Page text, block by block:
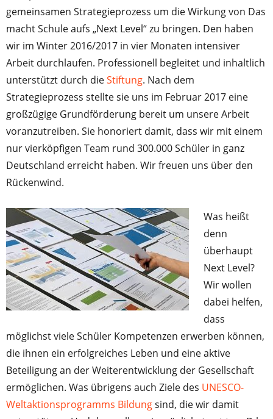
gemeinsamen Strategieprozess um die Wirkung von Das
macht Schule aufs „Next Level“ zu bringen. Den haben
wir im Winter 2016/2017 in vier Monaten intensiver
Arbeit durchlaufen. Professionell begleitet und inhaltlich
unterstützt durch dieStiftung. Nach dem
Strategieprozess stellte sie uns im Februar 2017 eine
großzügige Grundförderung bereit um unsere Arbeit
voranzutreiben. Sie honoriert damit, dass wir mit einem
nur vierköpfigen Team rund 300.000 Schüler in ganz
Deutschland erreicht haben. Wir freuen uns über den
Rückenwind.
Was heißt
denn
überhaupt
Next Level?
Wir wollen
dabei helfen,
dass
möglichst viele Schüler Kompetenzen erwerben können,
die ihnen ein erfolgreiches Leben und eine aktive
Beteiligung an der Weiterentwicklung der Gesellschaft
ermöglichen. Was übrigens auch Ziele des UNESCO-
Weltaktionsprogramms Bildungsind, die wir damit